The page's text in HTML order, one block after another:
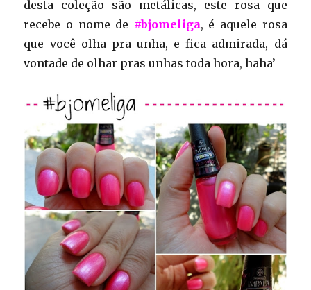
desta coleção são metálicas, este rosa que
recebe o nome de #bjomeliga, é aquele rosa
que você olha pra unha, e fica admirada, dá
vontade de olhar pras unhas toda hora, haha’